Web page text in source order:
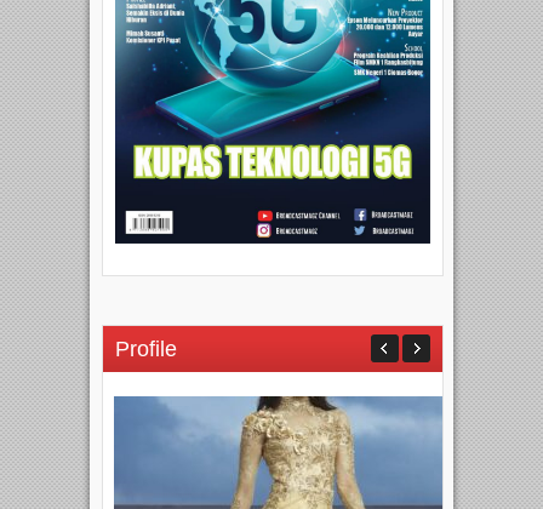
Profile